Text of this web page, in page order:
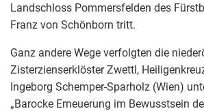
Landschloss Pommersfelden des
Franz von Schönborn tritt.
Ganz andere Wege verfolgten die
Zisterzienserklöster Zwettl,
Ingeborg Schemper-Sparholz (Wien)
„Barocke Erneuerung im Bewusstsein